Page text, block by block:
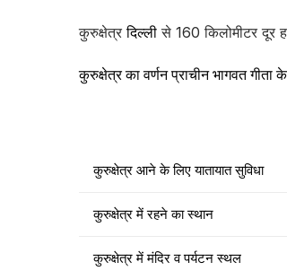
कुरुक्षेत्रदिल्ली से 160 किलोमीटर दूर
कुरुक्षेत्र का वर्णन प्राचीन भागवत गीता
कुरुक्षेत्र आने के लिए यातायात सुविधा
कुरुक्षेत्र में रहने का स्थान
कुरुक्षेत्र में मंदिर व पर्यटन स्थल